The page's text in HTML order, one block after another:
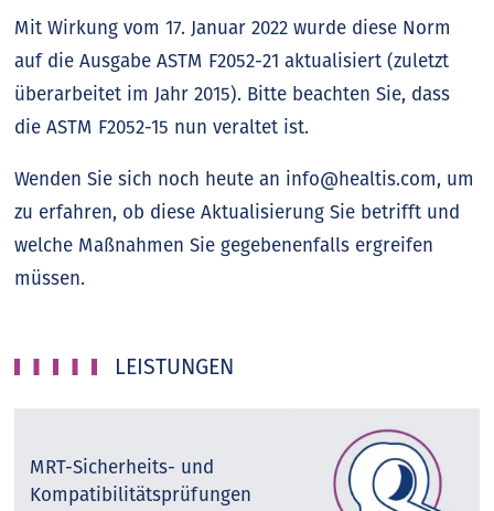
Mit Wirkung vom 17. Januar 2022 wurde diese Norm
auf die Ausgabe ASTM F2052-21 aktualisiert (zuletzt
überarbeitet im Jahr 2015). Bitte beachten Sie, dass
die ASTM F2052-15 nun veraltet ist.
Wenden Sie sich noch heute an info@healtis.com, um
zu erfahren, ob diese Aktualisierung Sie betrifft und
welche Maßnahmen Sie gegebenenfalls ergreifen
müssen.
LEISTUNGEN
MRT-Sicherheits- und
Kompatibilitätsprüfungen